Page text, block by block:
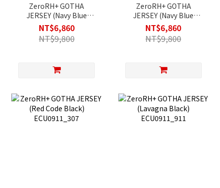
ZeroRH+ GOTHA
JERSEY (Navy Blue
Black) ECU0911_142
NT$6,860
NT$9,800
ZeroRH+ GOTHA
JERSEY (Navy Blue
Black) ECU0911_814
NT$6,860
NT$9,800